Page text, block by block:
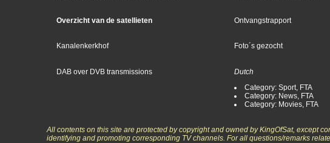
Overzicht van de satellieten Ontvangstrapport
Kanalenkerkhof Foto´s gezocht
DAB over DVB transmissions
Dutch
Category: Sport, FTA
Category: News, FTA
Category: Movies, FTA
All contents on this site are protected by copyright and owned by KingOfSat, except
identifying and promoting corresponding TV channels. For all questions/remarks